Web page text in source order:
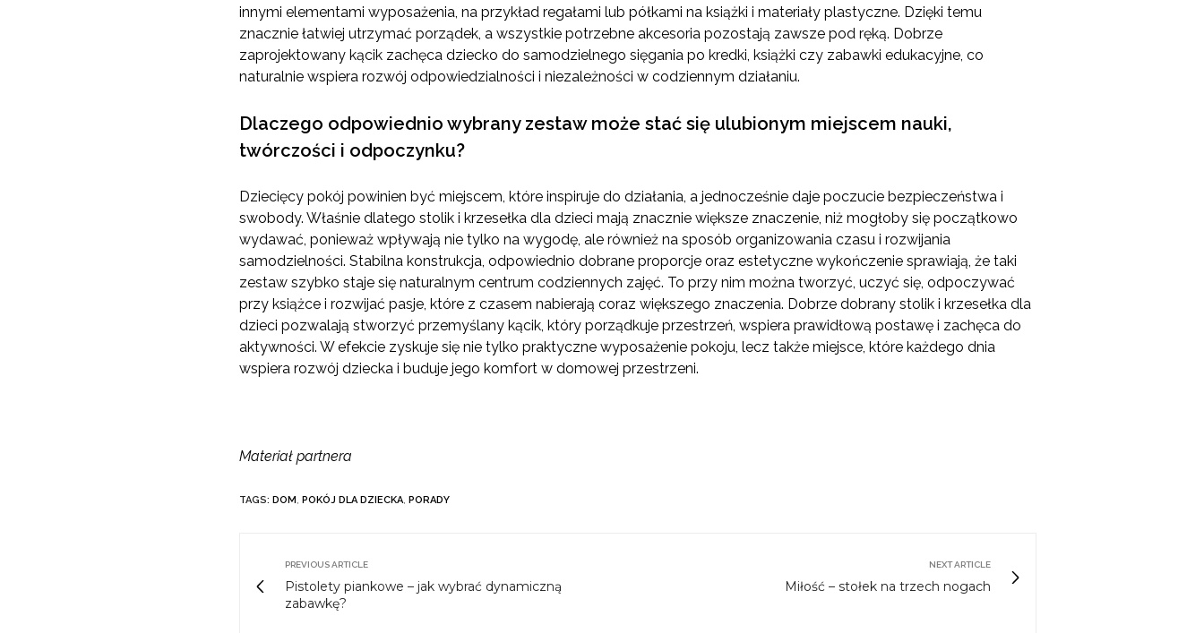
innymi elementami wyposażenia, na przykład regałami lub półkami na książki i materiały plastyczne. Dzięki temu
znacznie łatwiej utrzymać porządek, a wszystkie potrzebne akcesoria pozostają zawsze pod ręką. Dobrze
zaprojektowany kącik zachęca dziecko do samodzielnego sięgania po kredki, książki czy zabawki edukacyjne, co
naturalnie wspiera rozwój odpowiedzialności i niezależności w codziennym działaniu.
Dlaczego odpowiednio wybrany zestaw może stać się ulubionym miejscem nauki,
twórczości i odpoczynku?
Dziecięcy pokój powinien być miejscem, które inspiruje do działania, a jednocześnie daje poczucie bezpieczeństwa i
swobody. Właśnie dlatego stolik i krzesełka dla dzieci mają znacznie większe znaczenie, niż mogłoby się początkowo
wydawać, ponieważ wpływają nie tylko na wygodę, ale również na sposób organizowania czasu i rozwijania
samodzielności. Stabilna konstrukcja, odpowiednio dobrane proporcje oraz estetyczne wykończenie sprawiają, że taki
zestaw szybko staje się naturalnym centrum codziennych zajęć. To przy nim można tworzyć, uczyć się, odpoczywać
przy książce i rozwijać pasje, które z czasem nabierają coraz większego znaczenia. Dobrze dobrany stolik i krzesełka dla
dzieci pozwalają stworzyć przemyślany kącik, który porządkuje przestrzeń, wspiera prawidłową postawę i zachęca do
aktywności. W efekcie zyskuje się nie tylko praktyczne wyposażenie pokoju, lecz także miejsce, które każdego dnia
wspiera rozwój dziecka i buduje jego komfort w domowej przestrzeni.
Materiał partnera
TAGS: DOM, POKÓJ DLA DZIECKA, PORADY
PREVIOUS ARTICLE
Pistolety piankowe – jak wybrać dynamiczną
zabawkę?
NEXT ARTICLE
Miłość – stołek na trzech nogach